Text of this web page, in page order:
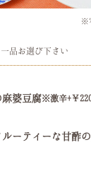
※
品お選び下さい
麻婆豆腐※激辛+￥
ーティーな甘酢